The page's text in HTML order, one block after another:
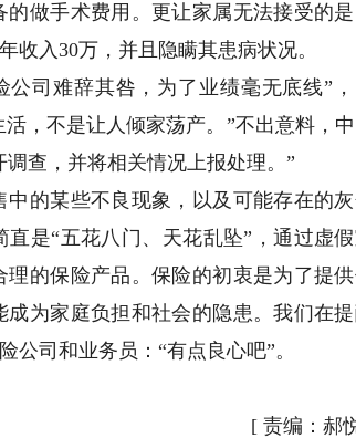
做手术费用。更让家属无法接受的是
入30万，并且隐瞒其患病状况。
司难辞其咎，为了业绩毫无底线”，
，不是让人倾家荡产。”不出意料，中
查，并将相关情况上报处理。”
的某些不良现象，以及可能存在的
是“五花八门、天花乱坠”，通过虚
的保险产品。保险的初衷是为了提
为家庭负担和社会的隐患。我们在
司和业务员：“有点良心吧”。
[ 责编：郝